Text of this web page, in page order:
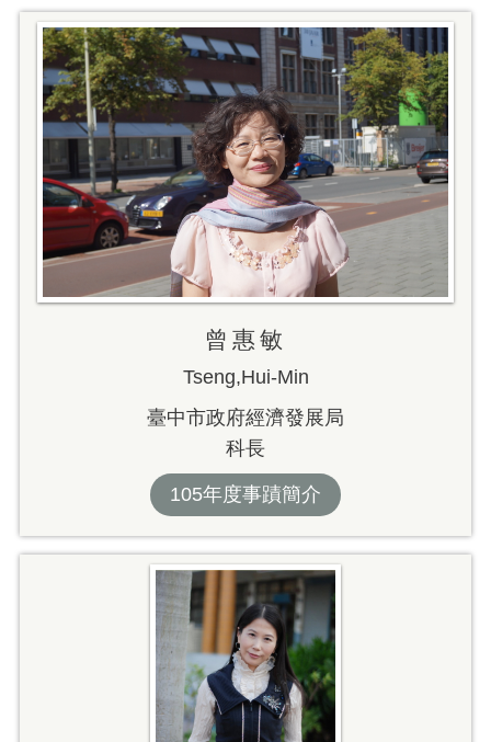
曾惠敏
Tseng,Hui-Min
臺中市政府經濟發展局
科長
105年度事蹟簡介